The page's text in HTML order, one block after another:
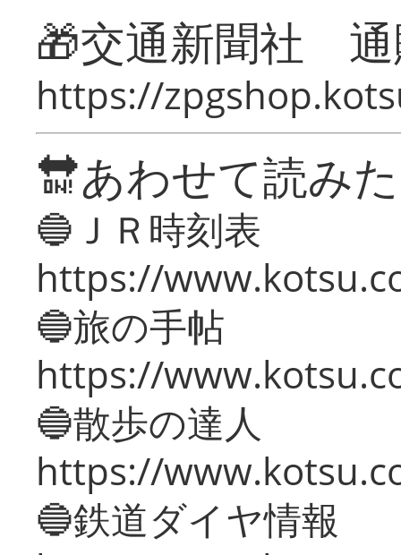
🎁交通新聞社
https://
🔛あわせて読み
🔵ＪＲ時刻表
https://
🔵旅の手帖
https://
🔵散歩の達人
https://
🔵鉄道ダイヤ情報